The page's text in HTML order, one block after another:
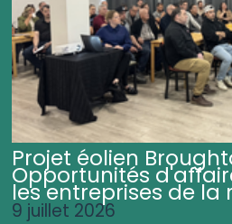
Projet éolien
Opportunités
les entreprises de la
9 juillet 2026